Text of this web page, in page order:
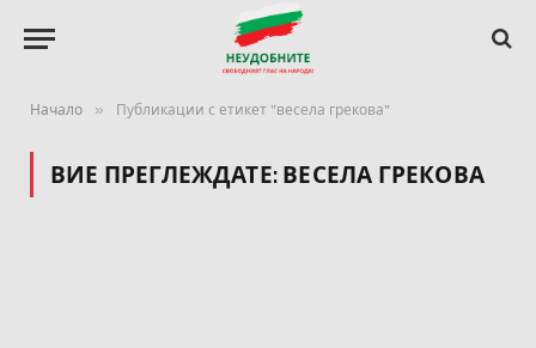
Начало » Публикации с етикет "весела грекова"
ВИЕ ПРЕГЛЕЖДАТЕ: ВЕСЕЛА ГРЕКОВА